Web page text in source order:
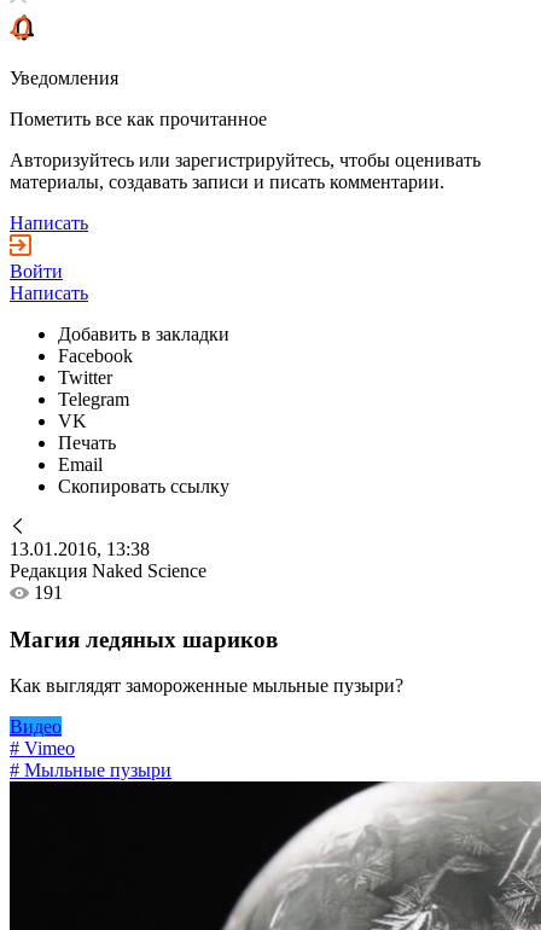
Уведомления
Пометить все как прочитанное
Авторизуйтесь или зарегистрируйтесь, чтобы оценивать
материалы, создавать записи и писать комментарии.
Написать
Войти
Написать
Добавить в закладки
Facebook
Twitter
Telegram
VK
Печать
Email
Скопировать ссылку
13.01.2016, 13:38
Редакция Naked Science
191
Магия ледяных шариков
Как выглядят замороженные мыльные пузыри?
Видео
# Vimeo
# Мыльные пузыри